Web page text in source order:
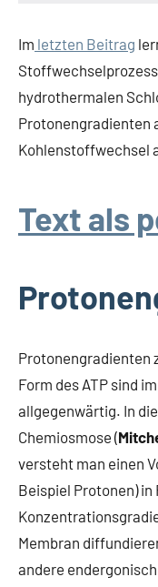
Im letzten Beitrag
hydrothermalen
Protonengradienten
Kohlenstoffwechsel
Text als
Protonengradienten
Form des ATP sind
allgegenwärtig. In
Chemiosmose (
versteht man einen
Beispiel Protonen) in
Membran
andere